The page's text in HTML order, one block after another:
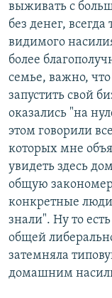
выживать с
без денег,
видимого
более
семье, важно,
запустить свой
оказались "на
этом говорили
которых мне
увидеть здесь
общую
конкретные люди
знали". Ну то
общей
затемняла
домашним